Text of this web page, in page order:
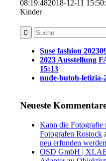
08:19:482018-12-11
Kinder
Suse fashion
2023 Ausstellung
15:13
nude-butoh-letizia-
Neueste
Kann die Fotografie
Fotografen Rostock
neu erfunden werden
OSD GmbH |